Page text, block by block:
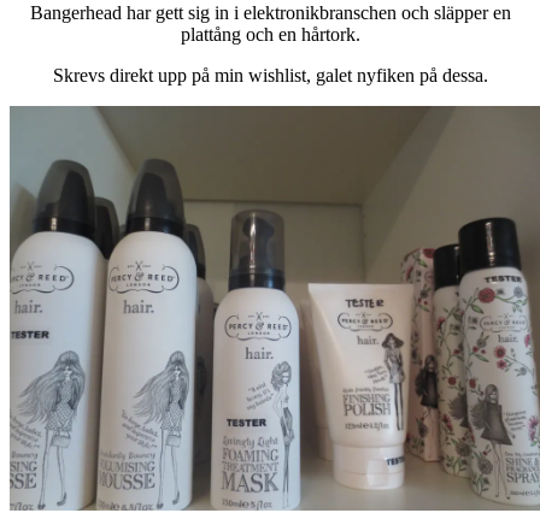
Bangerhead har gett sig in i elektronikbranschen och släpper en
plattång och en hårtork.
Skrevs direkt upp på min wishlist, galet nyfiken på dessa.